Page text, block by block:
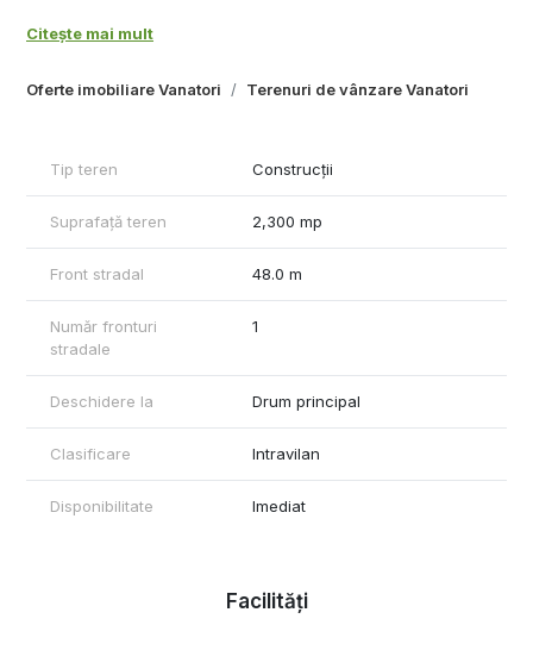
Oferte imobiliare Vanatori Terenuri de vânzare Vanatori
asfaltat, oferind acces facil si multiple posibilitati de dezvoltare.
limita proprietatii, un avantaj important pentru viitorii investitori
sau proprietari.
oportunitate excelenta pentru investitie, fiind pretabila pentru
Pret: 38 euro/mp, usor negociabil
Proprietatea este oferita in exclusivitate la agentia imobiliara
Actele sunt pregatite pentru vanzare.
Se percepe comision de intermediere: 2% + TVA din valoarea
de vanzare a terenului.
Telefon: 0740 949 871
Citește mai mult
Tip teren Construcții
Suprafață teren 2,300 mp
Front stradal 48.0 m
Număr fronturi
stradale
1
Deschidere la Drum principal
Clasificare Intravilan
Disponibilitate Imediat
Facilități